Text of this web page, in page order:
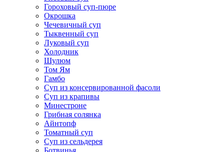
Гороховый суп-пюре
Окрошка
Чечевичный суп
Тыквенный суп
Луковый суп
Холодник
Шулюм
Том Ям
Гамбо
Суп из консервированной фасоли
Суп из крапивы
Минестроне
Грибная солянка
Айнтопф
Томатный суп
Суп из сельдерея
Ботвинья